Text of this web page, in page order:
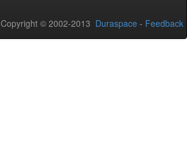
Copyright © 2002-2013 Duraspace - Feedback